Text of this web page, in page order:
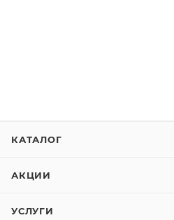
КАТАЛОГ
АКЦИИ
УСЛУГИ